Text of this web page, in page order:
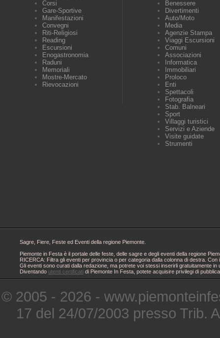
Corsi
Gare-Sportive
Manifestazioni
Convegni
Riti-Religiosi
Reading
Escursioni
Enogastronomia
Raduni
Memoriali
Mostre-Mercato
Rievocazioni
Benessere
Divertimenti
Auto/Moto
Media
Agenzie Stampa
Viaggi Escursioni
Comuni
Associazioni
Informatica
Immobiliari
Proloco
Enti
Spettacoli
Fotografia
Stab. Balneari
Sport
Villaggi turistici
Servizi e Aziende
Visite guidate
Strumenti
Sagre, Fiere, Feste ed Eventi della regione Piemonte.
Piemonte in Festa è il portale delle feste, delle sagre e degli eventi della regione
RICERCA: Filtra gli eventi per provincia o per categoria dalla colonna di destra.
Gli eventi sono curati dalla redazione, ma potrete voi stessi inserirli gratuitamente
Diventando utenti certificati di Piemonte In Festa, potete acquisire privilegi di
© 2005 - 2026 -
17 del 24/07/2003 presso Trib.